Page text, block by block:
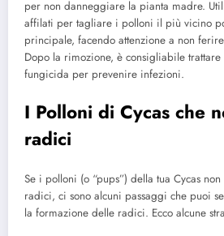
per non danneggiare la pianta madre.
affilati per tagliare i polloni il più vicino
principale, facendo attenzione a non
Dopo la rimozione, è consigliabile
fungicida per prevenire infezioni.
I Polloni di Cycas che
radici
Se i polloni (o “pups”) della tua Cycas
radici, ci sono alcuni passaggi che puoi
la formazione delle radici. Ecco alcune